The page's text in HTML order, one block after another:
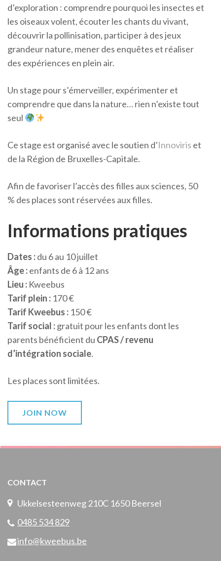
d’exploration : comprendre pourquoi les insectes et
les oiseaux volent, écouter les chants du vivant,
découvrir la pollinisation, participer à des jeux
grandeur nature, mener des enquêtes et réaliser
des expériences en plein air.
Un stage pour s’émerveiller, expérimenter et
comprendre que dans la nature… rien n’existe tout
seul
Ce stage est organisé avec le soutien d’Innoviris et
de la Région de Bruxelles-Capitale.
Afin de favoriser l’accès des filles aux sciences, 50
% des places sont réservées aux filles.
Informations pratiques
Dates :du 6 au 10 juillet
Âge :enfants de 6 à 12 ans
Lieu : Kweebus
Tarif plein : 170 €
Tarif Kweebus : 150 €
Tarif social :gratuit pour les enfants dont les
parents bénéficient du CPAS / revenu
d’intégration sociale.
Les places sont limitées.
JOIN NOW
CONTACT
Ukkelsesteenweg 210C 1650 Beersel
0485 534 829
info@kweebus.be